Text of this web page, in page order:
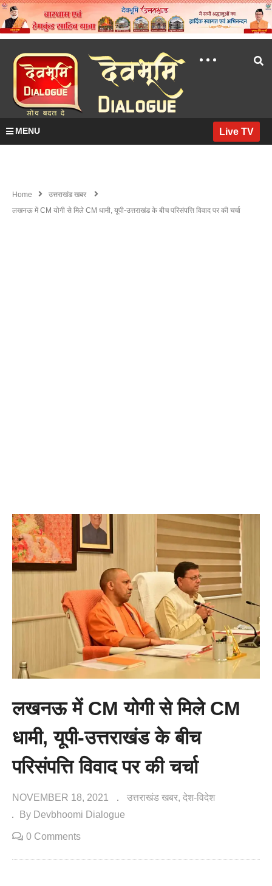
MENU Live TV
Home
उत्तराखंड खबर
लखनऊ में CM योगी से मिले CM धामी, यूपी-उत्तराखंड के बीच परिसंपत्ति विवाद पर की चर्चा
लखनऊ में CM योगी से मिले CM
धामी, यूपी-उत्तराखंड के बीच
परिसंपत्ति विवाद पर की चर्चा
NOVEMBER 18, 2021 उत्तराखंड खबर देश-विदेश
By Devbhoomi Dialogue
0 Comments